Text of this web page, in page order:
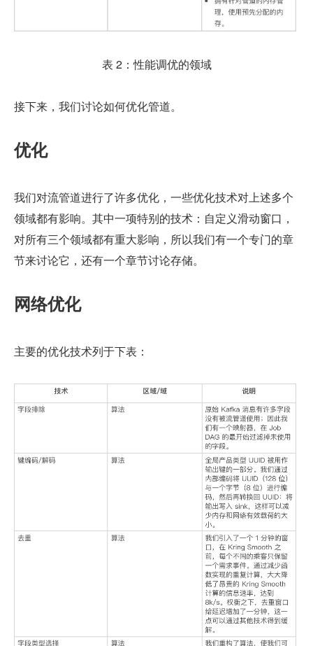
表 2：性能调优的领域
接下来，我们讨论如何优化管道。
优化
我们对流管道进行了许多优化，一些优化技术对上述多个
领域都有影响。其中一项特别的技术：自定义滑动窗口，
对所有三个领域都有重大影响，所以我们有一个专门的章
节来讨论它，还有一个章节讨论存储。
网络优化
主要的优化技术列于下表：